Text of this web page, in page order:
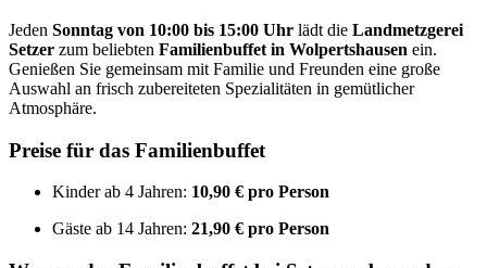
Jeden Sonntag von 10:00 bis 15:00 Uhr lädt die Landmetzgerei
Setzer zum beliebten Familienbuffet in Wolpertshausen ein.
Genießen Sie gemeinsam mit Familie und Freunden eine große
Auswahl an frisch zubereiteten Spezialitäten in gemütlicher
Atmosphäre.
Preise für das Familienbuffet
Kinder ab 4 Jahren: 10,90 € pro Person
Gäste ab 14 Jahren: 21,90 € pro Person